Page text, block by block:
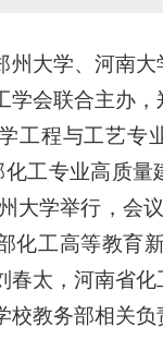
州大学、河南
学会联合主办
工程与工艺专
化工专业高质量
大学举行，会
化工高等教育
春太，河南省化
校教务部相关